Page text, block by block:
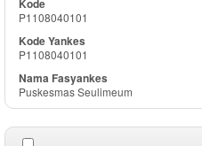
P1108040101
P1108040101
Puskesmas Seulimeum